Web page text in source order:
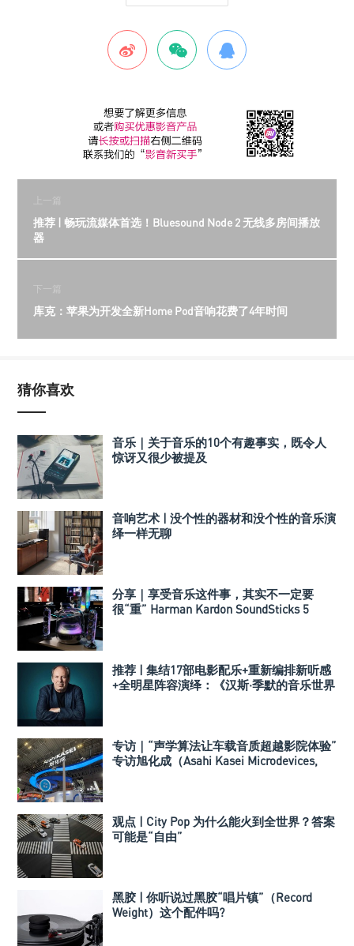
上一篇
推荐 | 畅玩流媒体首选！Bluesound Node 2 无线多房间播放
器
下一篇
库克：苹果为开发全新Home Pod音响花费了4年时间
猜你喜欢
音乐｜关于音乐的10个有趣事实，既令人
惊讶又很少被提及
音响艺术 | 没个性的器材和没个性的音乐演
绎一样无聊
分享｜享受音乐这件事，其实不一定要
很“重” Harman Kardon SoundSticks 5
推荐 | 集结17部电影配乐+重新编排新听感
+全明星阵容演绎：《汉斯·季默的音乐世界
专访｜“声学算法让车载音质超越影院体验”
专访旭化成（Asahi Kasei Microdevices,
观点 | City Pop 为什么能火到全世界？答案
可能是“自由”
黑胶 | 你听说过黑胶“唱片镇”（Record
Weight）这个配件吗?